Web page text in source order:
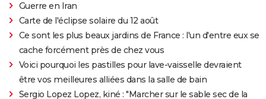
Guerre en Iran
Carte de l'éclipse solaire du 12 août
Ce sont les plus beaux jardins de France : l'un d'entre eux se
cache forcément près de chez vous
Voici pourquoi les pastilles pour lave-vaisselle devraient
être vos meilleures alliées dans la salle de bain
Sergio Lopez Lopez, kiné : "Marcher sur le sable sec de la